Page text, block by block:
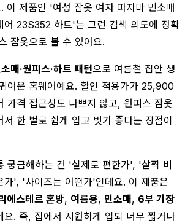
이 제품인 '여성 잠옷 여자 파자마 민소매
어 23S352 하트'는 그런 검색 의도에 정확
잠옷으로 볼 수 있어요.
매·원피스·하트 패턴으로 여름철 집안 생
여운 홈웨어예요. 할인 적용가가 25,900
가격 접근성도 나쁘지 않고, 원피스 잠옷
서 한 벌로 쉽게 입고 벗기 좋다는 장점이
궁금해하는 건 '실제로 편한가', '살짝 비
가', '사이즈는 어떤가'인데요. 이 제품은
에스테르 혼방, 여름용, 민소매, 6부 기장
요. 즉, 집에서 시원하게 입되 너무 짧거나